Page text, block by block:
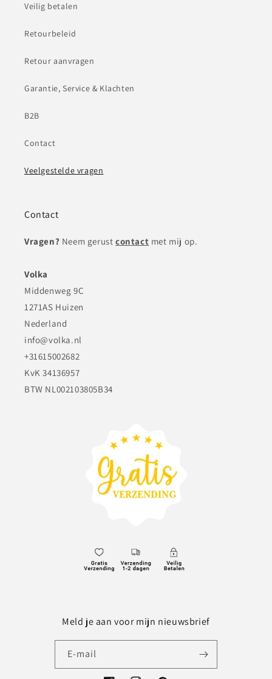
Veilig betalen
Retourbeleid
Retour aanvragen
Garantie, Service & Klachten
B2B
Contact
Veelgestelde vragen
Contact
Vragen? Neem gerustcontact met mij op.
Volka
Middenweg 9C
1271AS Huizen
Nederland
info@volka.nl
+31615002682
KvK 34136957
BTW NL002103805B34
Meld je aan voor mijn nieuwsbrief
E‑mail